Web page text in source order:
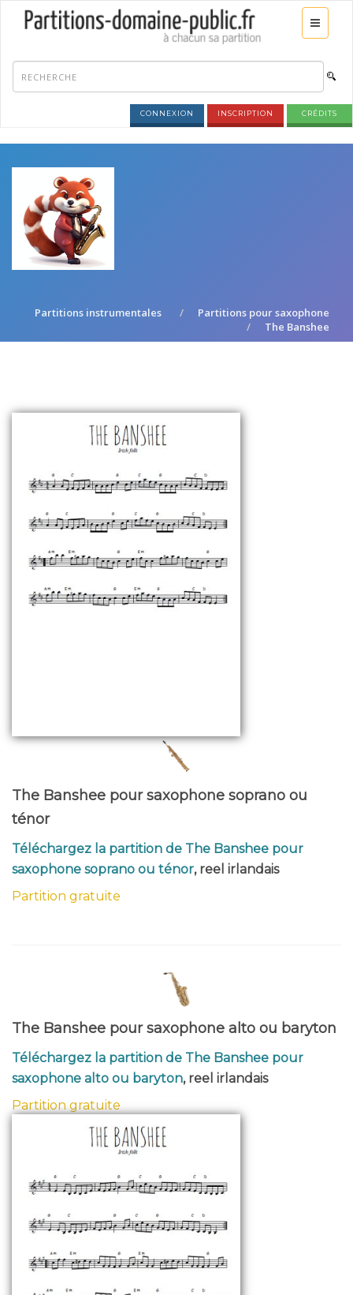
CONNEXION INSCRIPTION CRÉDITS
Partitions instrumentales
Partitions pour saxophone
The Banshee
The Banshee pour saxophone soprano ou
ténor
Téléchargez la partition de The Banshee pour
saxophone soprano ou ténor, reel irlandais
Partition gratuite
The Banshee pour saxophone alto ou baryton
Téléchargez la partition de The Banshee pour
saxophone alto ou baryton, reel irlandais
Partition gratuite